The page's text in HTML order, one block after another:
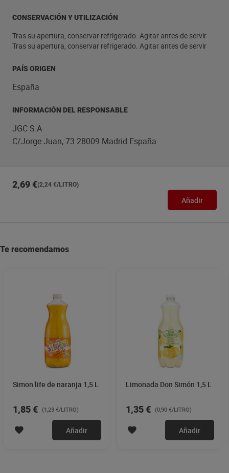
CONSERVACIÓN Y UTILIZACIÓN
Tras su apertura, conservar refrigerado. Agitar antes de servir
Tras su apertura, conservar refrigerado. Agitar antes de servir
PAÍS ORIGEN
España
INFORMACIÓN DEL RESPONSABLE
JGC S.A
C/Jorge Juan, 73 28009 Madrid España
2,69 €(2,24 €/LITRO)
Añadir
Te recomendamos
Simon life de naranja 1,5 L
1,85 € (1,23 €/LITRO)
Añadir
Limonada Don Simón 1,5 L
1,35 € (0,90 €/LITRO)
Añadir